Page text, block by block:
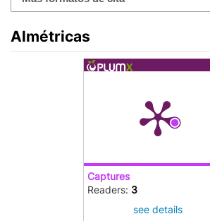
Almétricas
Captures
Readers: 3
see details